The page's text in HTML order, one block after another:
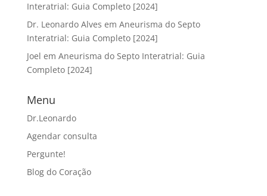
Interatrial: Guia Completo [2024]
Dr. Leonardo Alves em Aneurisma do Septo
Interatrial: Guia Completo [2024]
Joel em Aneurisma do Septo Interatrial: Guia
Completo [2024]
Menu
Dr.Leonardo
Agendar consulta
Pergunte!
Blog do Coração